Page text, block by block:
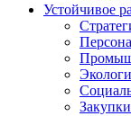
Устойчивое